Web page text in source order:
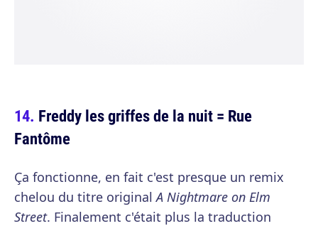
Freddy les griffes de la nuit = Rue
Fantôme
Ça fonctionne, en fait c'est presque un remix
chelou du titre originalA Nightmare on Elm
Street. Finalement c'était plus la traduction